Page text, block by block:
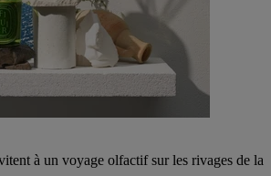
à un voyage olfactif sur les rivages de la